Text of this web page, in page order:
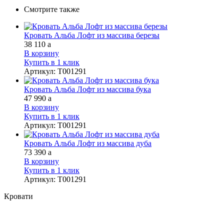
Смотрите также
Кровать Альба Лофт из массива березы
38 110 a
В корзину
Купить в 1 клик
Артикул: Т001291
Кровать Альба Лофт из массива бука
47 990 a
В корзину
Купить в 1 клик
Артикул: Т001291
Кровать Альба Лофт из массива дуба
73 390 a
В корзину
Купить в 1 клик
Артикул: Т001291
Кровати